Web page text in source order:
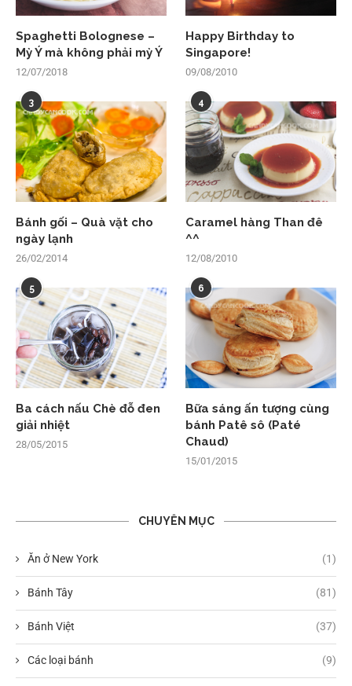
Spaghetti Bolognese –
Mỳ Ý mà không phải mỳ Ý
12/07/2018
Happy Birthday to
Singapore!
09/08/2010
3
Bánh gối – Quà vặt cho
ngày lạnh
26/02/2014
4
Caramel hàng Than đê
^^
12/08/2010
5
Ba cách nấu Chè đỗ đen
giải nhiệt
28/05/2015
6
Bữa sáng ấn tượng cùng
bánh Patê sô (Paté
Chaud)
15/01/2015
CHUYÊN MỤC
Ăn ở New York (1)
Bánh Tây (81)
Bánh Việt (37)
Các loại bánh (9)